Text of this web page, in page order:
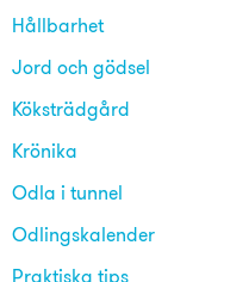
Hållbarhet
Jord och gödsel
Köksträdgård
Krönika
Odla i tunnel
Odlingskalender
Praktiska tips